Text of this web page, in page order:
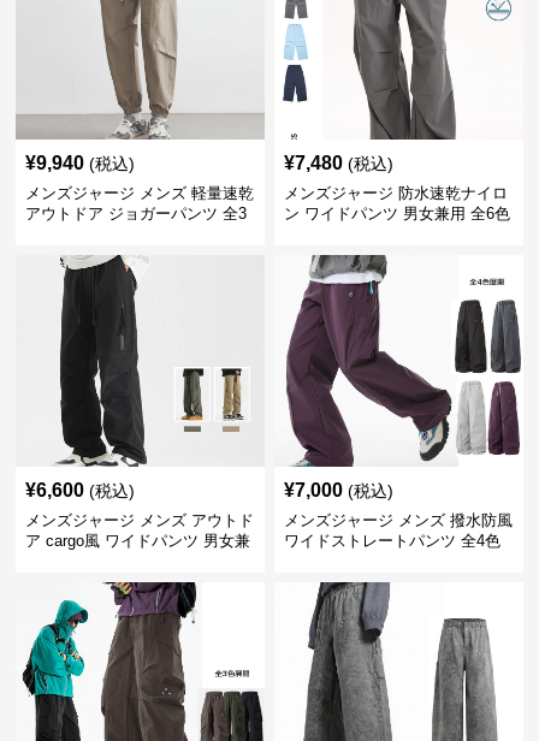
¥9,940 (税込)
メンズジャージ メンズ 軽量速乾
アウトドア ジョガーパンツ 全3
¥7,480 (税込)
メンズジャージ 防水速乾ナイロ
ン ワイドパンツ 男女兼用 全6色
¥6,600 (税込)
メンズジャージ メンズ アウトド
ア cargo風 ワイドパンツ 男女兼
¥7,000 (税込)
メンズジャージ メンズ 撥水防風
ワイドストレートパンツ 全4色